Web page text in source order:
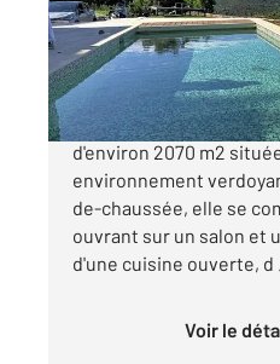
Maison à vendre
895
Croix- Valmer
d'environ 2070 m2
environnement
de-chaussée, elle se
ouvrant sur un salon et
d'une cuisine ouverte, d
Voir le